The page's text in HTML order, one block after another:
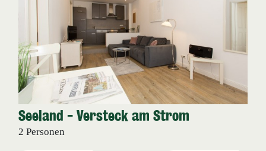
Seeland - Versteck am Strom
2 Personen